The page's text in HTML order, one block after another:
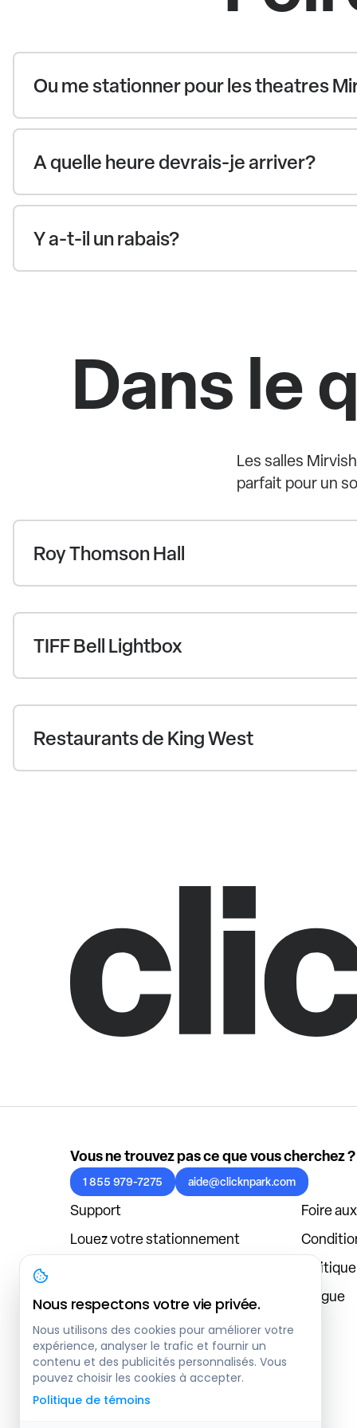
Ou me stationner pour les theatres
A quelle heure devrais-je arriver?
Y a-t-il un rabais?
Dans le
Les salles
parfait pour un
Roy Thomson Hall
TIFF Bell Lightbox
Restaurants de King West
Vous ne trouvez pas ce que vous cherchez ?
1 855 979-7275 aide@clicknpark.com
Support
Foire
Louez votre stationnement
À propos
Blogue
Connexion au tableau de bord
Nous respectons votre vie privée.
Nous utilisons des cookies pour améliorer votre
expérience, analyser le trafic et fournir un
contenu et des publicités personnalisés. Vous
pouvez choisir les cookies à accepter.
Politique de témoins